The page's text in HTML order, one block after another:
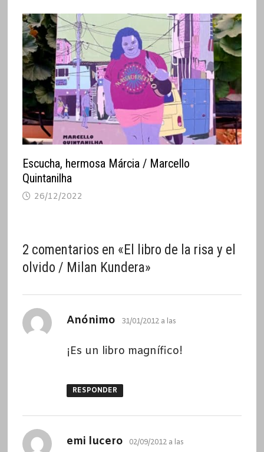
Escucha, hermosa Márcia / Marcello
Quintanilha
26/12/2022
2 comentarios en «El libro de la risa y el
olvido / Milan Kundera»
Anónimo dice:
31/01/2012 a las
¡Es un libro magnífico!
RESPONDER
emi lucero dice:
02/09/2012 a las